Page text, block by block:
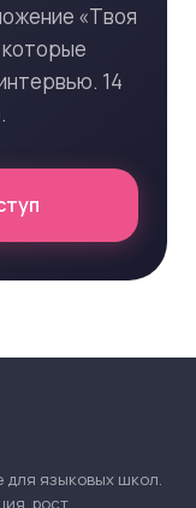
«Твоя
14
языковых школ.
рост.